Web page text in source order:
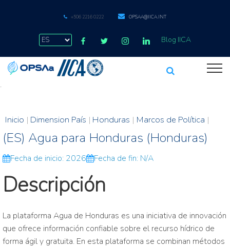
+506 2216 0222 OPSAA@IICA.INT
Blog IICA
.
Inicio | Dimension País | Honduras | Marcos de Política |
(ES) Agua para Honduras (Honduras)
Fecha de inicio: 2026 Fecha de fin: N/A
Descripción
La plataforma Agua de Honduras es una iniciativa de innovación
que ofrece información confiable sobre el recurso hídrico de
forma ágil y gratuita. En esta plataforma se combinan métodos